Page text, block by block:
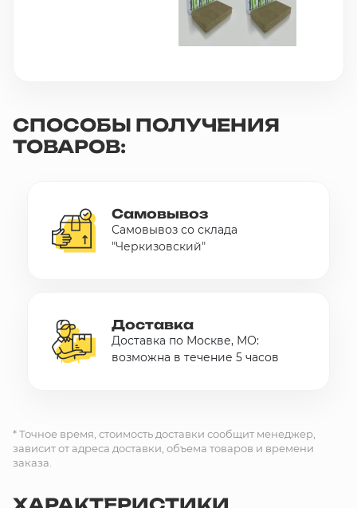
СПОСОБЫ ПОЛУЧЕНИЯ
ТОВАРОВ:
Самовывоз
Самовывоз со склада
"Черкизовский"
Доставка
Доставка по Москве, МО:
возможна в течение 5 часов
* Точное время, стоимость доставки сообщит менеджер,
зависит от адреса доставки, объема товаров и времени
заказа.